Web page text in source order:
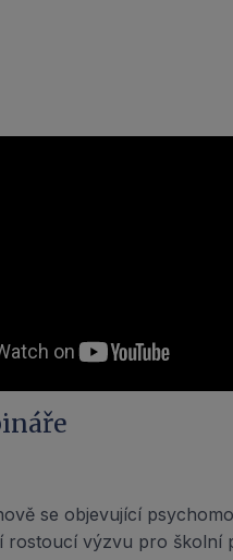
se objevující
rostoucí výzvu pro školní